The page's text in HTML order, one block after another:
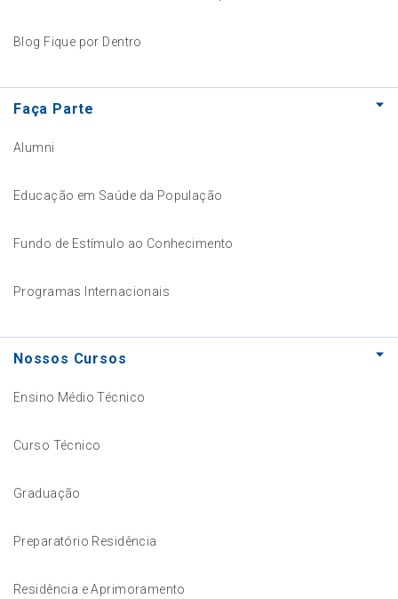
Blog Fique por Dentro
Faça Parte
Alumni
Educação em Saúde da População
Fundo de Estímulo ao Conhecimento
Programas Internacionais
Nossos Cursos
Ensino Médio Técnico
Curso Técnico
Graduação
Preparatório Residência
Residência e Aprimoramento